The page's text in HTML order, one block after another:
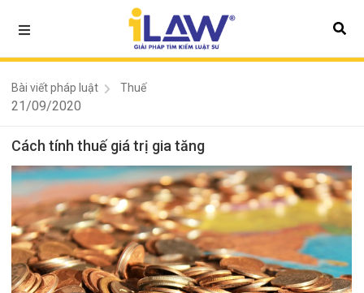
Bài viết pháp luật Thuế
21/09/2020
Cách tính thuế giá trị gia tăng